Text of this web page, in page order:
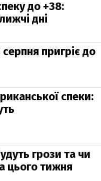
до +38:
дні
серпня пригріє до
спеки:
грози та чи
цього тижня